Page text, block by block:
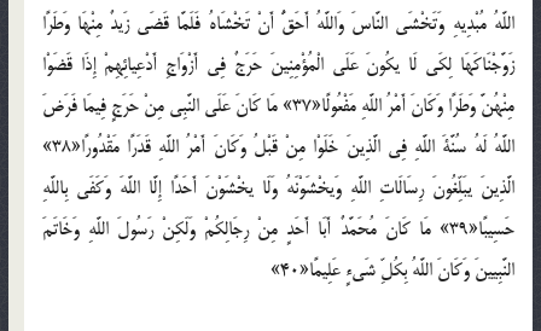
اللَّهُ مُبْدِيهِ وَتَخْشَى النَّاسَ وَاللَّهُ أَحَقُّ أَنْ تَخْشَاهُ فَلَمَّا قَضَى زَيدٌ مِنْهَا وَطَرًا
زَوَّجْنَاكَهَا لِكَي لَا يكُونَ عَلَى الْمُؤْمِنِينَ حَرَجٌ فِي أَزْوَاجِ أَدْعِيائِهِمْ إِذَا قَضَوْا
مِنْهُنَّ وَطَرًا وَكَانَ أَمْرُ اللَّهِ مَفْعُولًا«37» مَا كَانَ عَلَى النَّبِي مِنْ حَرَجٍ فِيمَا فَرَضَ
اللَّهُ لَهُ سُنَّةَ اللَّهِ فِي الَّذِينَ خَلَوْا مِنْ قَبْلُ وَكَانَ أَمْرُ اللَّهِ قَدَرًا مَقْدُورًا«38»
الَّذِينَ يبَلِّغُونَ رِسَالَاتِ اللَّهِ وَيخْشَوْنَهُ وَلَا يخْشَوْنَ أَحَدًا إِلَّا اللَّهَ وَكَفَى بِاللَّهِ
حَسِيبًا«39» مَا كَانَ مُحَمَّدٌ أَبَا أَحَدٍ مِنْ رِجَالِكُمْ وَلَكِنْ رَسُولَ اللَّهِ وَخَاتَمَ
النَّبِيينَ وَكَانَ اللَّهُ بِكُلِّ شَيءٍ عَلِيمًا«40»